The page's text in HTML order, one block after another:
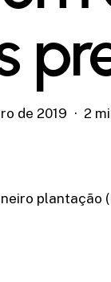
de 2019 2
plantação